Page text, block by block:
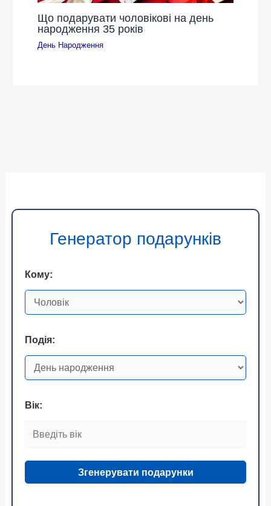
Що подарувати чоловікові на день
народження 35 років
День Народження
Генератор подарунків
Кому:
Подія:
Вік:
Згенерувати подарунки